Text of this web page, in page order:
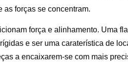
as forças se concentram.
força e alinhamento. Uma
e ser uma caraterística de
a encaixarem-se com mais